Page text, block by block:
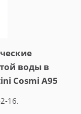
воды в
Cosmi A95
16.